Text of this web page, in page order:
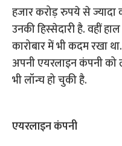
हजार करोड़ रुपये से
उनकी हिस्सेदारी है. वहीं
कारोबार में भी कदम रखा
अपनी एयरलाइन कंपनी को
भी लॉन्च हो चुकी है.
एयरलाइन कंपनी